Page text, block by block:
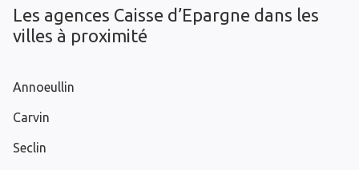
Les agences Caisse d’Epargne dans les
villes à proximité
Annoeullin
Carvin
Seclin